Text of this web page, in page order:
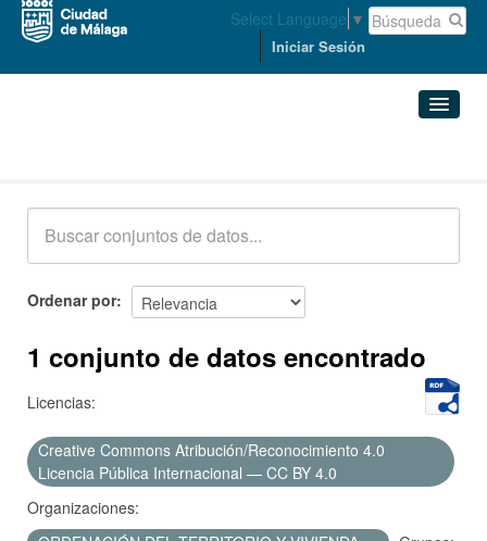
Select Language ▼
Iniciar Sesión
Acerca de
Ordenar por
1 conjunto de datos encontrado
Licencias:
Creative Commons Atribución/Reconocimiento 4.0
Licencia Pública Internacional — CC BY 4.0
Organizaciones: